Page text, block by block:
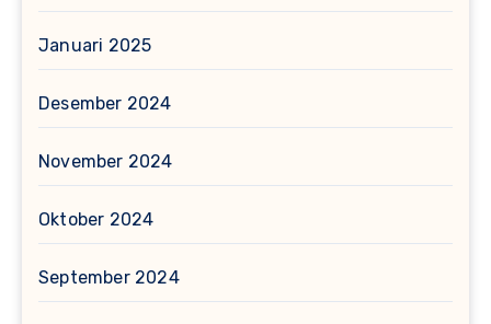
Januari 2025
Desember 2024
November 2024
Oktober 2024
September 2024